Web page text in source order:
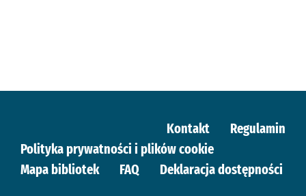
Kontakt
Regulamin
Polityka prywatności i plików cookie
Mapa bibliotek
FAQ Deklaracja dostępności